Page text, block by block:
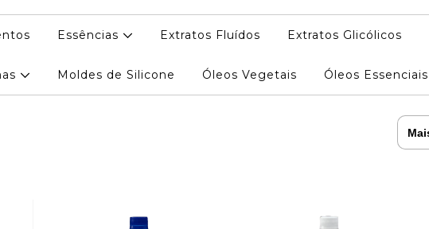
Essências Extratos Fluídos Extratos Glicólicos
Moldes de Silicone Óleos Vegetais Óleos Essenciais